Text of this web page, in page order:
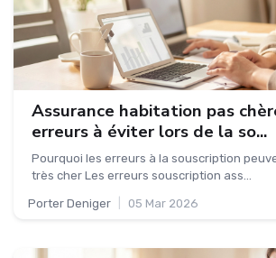
Assurance habitation pas
erreurs à éviter lors de la so...
Pourquoi les erreurs à la souscription
très cher Les erreurs souscription ass...
Porter Deniger 05 Mar 2026